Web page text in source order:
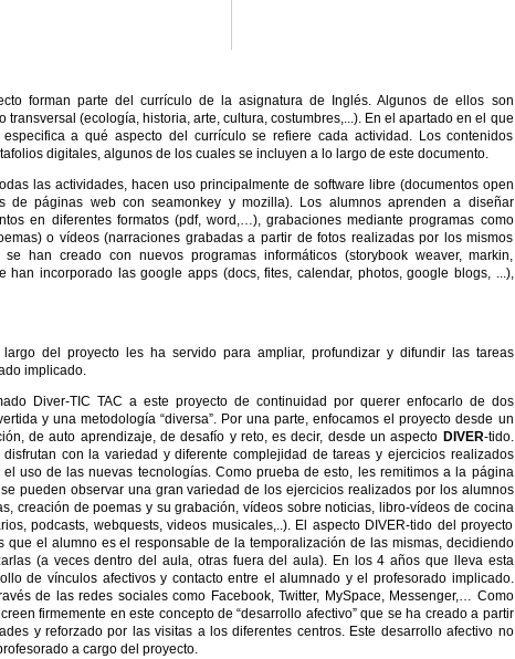
forman parte del currículo de la asignatura de Inglés. Algunos de ellos son
transversal (ecología, historia, arte, cultura, costumbres,...). En el apartado en el que
a qué aspecto del currículo se refiere cada actividad. Los contenidos
digitales, algunos de los cuales se incluyen a lo largo de este documento.
las actividades, hacen uso principalmente de software libre (documentos open
de páginas web con seamonkey y mozilla). Los alumnos aprenden a diseñar
en diferentes formatos (pdf, word,…), grabaciones mediante programas como
o vídeos (narraciones grabadas a partir de fotos realizadas por los mismos
han creado con nuevos programas informáticos (storybook weaver, markin,
han incorporado las google apps (docs, fites, calendar, photos, google blogs, ...),
del proyecto les ha servido para ampliar, profundizar y difundir las tareas
implicado.
Diver-TIC TAC a este proyecto de continuidad por querer enfocarlo de dos
y una metodología “diversa”. Por una parte, enfocamos el proyecto desde un
de auto aprendizaje, de desafío y reto, es decir, desde un aspecto DIVER-tido.
con la variedad y diferente complejidad de tareas y ejercicios realizados
uso de las nuevas tecnologías. Como prueba de esto, les remitimos a la página
pueden observar una gran variedad de los ejercicios realizados por los alumnos
creación de poemas y su grabación, vídeos sobre noticias, libro-vídeos de cocina
podcasts, webquests, videos musicales,..). El aspecto DIVER-tido del proyecto
que el alumno es el responsable de la temporalización de las mismas, decidiendo
(a veces dentro del aula, otras fuera del aula). En los 4 años que lleva esta
de vínculos afectivos y contacto entre el alumnado y el profesorado implicado.
de las redes sociales como Facebook, Twitter, MySpace, Messenger,… Como
firmemente en este concepto de “desarrollo afectivo” que se ha creado a partir
y reforzado por las visitas a los diferentes centros. Este desarrollo afectivo no
a cargo del proyecto.